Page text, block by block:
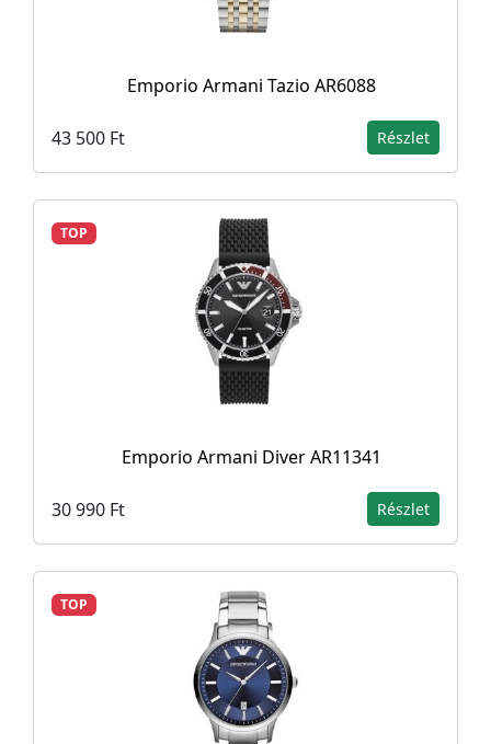
Emporio Armani Tazio AR6088
43 500 Ft Részlet
TOP
Emporio Armani Diver AR11341
30 990 Ft Részlet
TOP